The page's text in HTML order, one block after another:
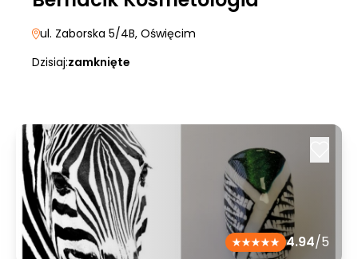
ul. Zaborska 5/4B, Oświęcim
Dzisiaj:zamknięte
4.94/5